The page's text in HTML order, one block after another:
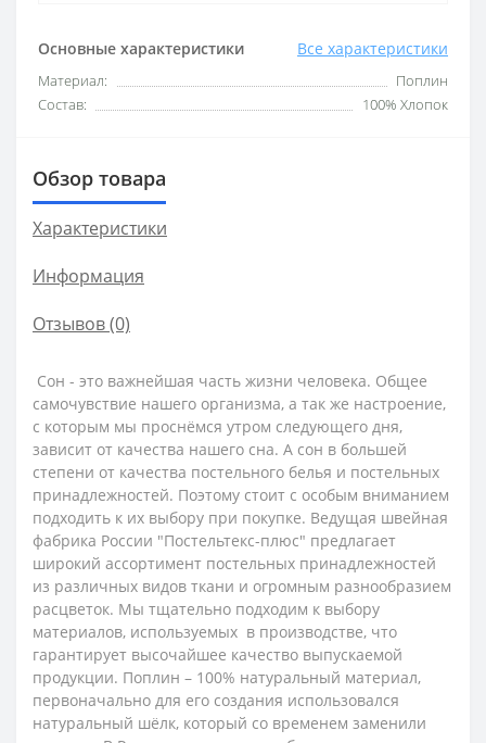
Основные характеристики Все характеристики
Материал:
Поплин
Состав:
100% Хлопок
Обзор товара
Характеристики
Информация
Отзывов (0)
Сон - это важнейшая часть жизни человека. Общее
самочувствие нашего организма, а так же настроение,
с которым мы проснёмся утром следующего дня,
зависит от качества нашего сна. А сон в большей
степени от качества постельного белья и постельных
принадлежностей. Поэтому стоит с особым вниманием
подходить к их выбору при покупке. Ведущая швейная
фабрика России "Постельтекс-плюс" предлагает
широкий ассортимент постельных принадлежностей
из различных видов ткани и огромным разнообразием
расцветок. Мы тщательно подходим к выбору
материалов, используемых в производстве, что
гарантирует высочайшее качество выпускаемой
продукции. Поплин – 100% натуральный материал,
первоначально для его создания использовался
натуральный шёлк, который со временем заменили